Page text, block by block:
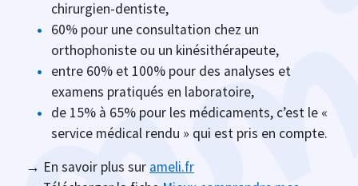
chirurgien-dentiste,
60% pour une consultation chez un
orthophoniste ou un kinésithérapeute,
entre 60% et 100% pour des analyses et
examens pratiqués en laboratoire,
de 15% à 65% pour les médicaments, c’est le «
service médical rendu » qui est pris en compte.
→ En savoir plus sur ameli.fr